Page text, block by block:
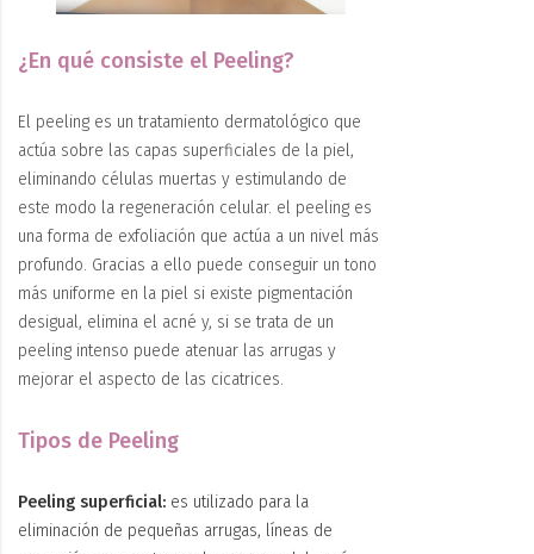
¿En qué consiste el Peeling?
El peeling es un tratamiento dermatológico que
actúa sobre las capas superficiales de la piel,
eliminando células muertas y estimulando de
este modo la regeneración celular. el peeling es
una forma de exfoliación que actúa a un nivel más
profundo. Gracias a ello puede conseguir un tono
más uniforme en la piel si existe pigmentación
desigual, elimina el acné y, si se trata de un
peeling intenso puede atenuar las arrugas y
mejorar el aspecto de las cicatrices.
Tipos de Peeling
Peeling superficial: es utilizado para la
eliminación de pequeñas arrugas, líneas de